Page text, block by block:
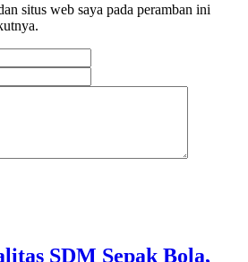
situs web saya pada peramban ini
SDM Sepak Bola,